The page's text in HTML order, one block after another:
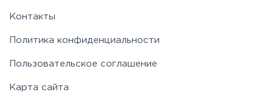
Контакты
Политика конфиденциальности
Пользовательское соглашение
Карта сайта